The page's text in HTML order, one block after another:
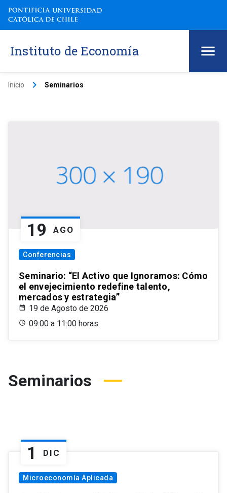
Instituto de Economía
Inicio keyboard_arrow_right Seminarios
19 AGO
Conferencias
Seminario: “El Activo que Ignoramos: Cómo
el envejecimiento redefine talento,
mercados y estrategia”
19 de Agosto de 2026
09:00 a 11:00 horas
Seminarios
1 DIC
Microeconomía Aplicada